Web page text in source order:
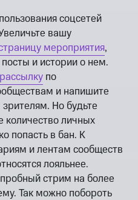
соцсетей
вашу
мероприятия,
и истории о нем.
рассылку по
и напишите
Но будьте
количество личных
попасть в бан. К
и лентам сообществ
лояльнее.
стрим на более
Так можно побороть